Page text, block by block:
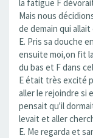
la fatigue F
Mais nous
de demain qui
E. Pris sa douche
ensuite moi,on fit
du bas et F dans
E était très excité
aller le rejoindre si
pensait qu'il
levait et aller
E. Me regarda et